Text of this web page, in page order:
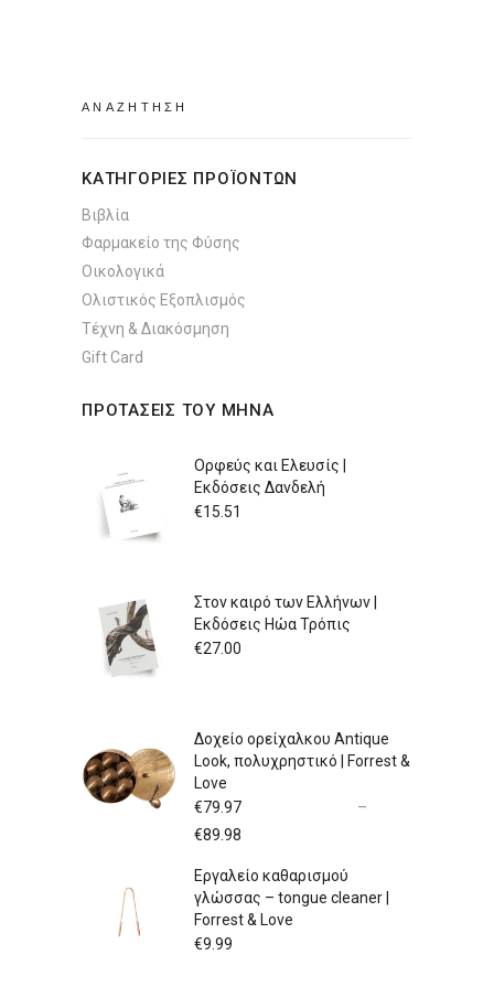
ΚΑΤΗΓΟΡΙΕΣ ΠΡΟΪΟΝΤΩΝ
Βιβλία
Φαρμακείο της Φύσης
Οικολογικά
Ολιστικός Εξοπλισμός
Τέχνη & Διακόσμηση
Gift Card
ΠΡΟΤΑΣΕΙΣ ΤΟΥ ΜΗΝΑ
Ορφεύς και Ελευσίς |
Εκδόσεις Δανδελή
€15.51
Στον καιρό των Ελλήνων |
Εκδόσεις Ηώα Τρόπις
€27.00
Δοχείο ορείχαλκου Antique
Look, πολυχρηστικό | Forrest &
Love
€79.97
–
€89.98
through
Εργαλείο καθαρισμού
γλώσσας – tongue cleaner |
Forrest & Love
€9.99